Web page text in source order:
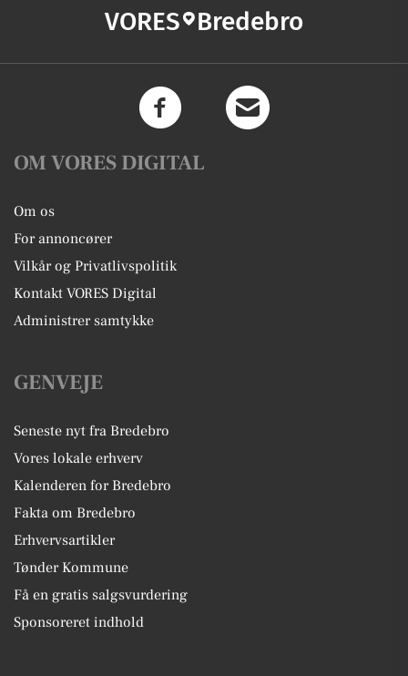
VORES Bredebro
OM VORES DIGITAL
Om os
For annoncører
Vilkår og Privatlivspolitik
Kontakt VORES Digital
Administrer samtykke
GENVEJE
Seneste nyt fra Bredebro
Vores lokale erhverv
Kalenderen for Bredebro
Fakta om Bredebro
Erhvervsartikler
Tønder Kommune
Få en gratis salgsvurdering
Sponsoreret indhold